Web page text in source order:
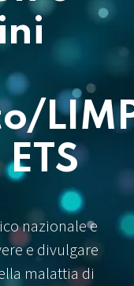
nazionale e
e divulgare
malattia di